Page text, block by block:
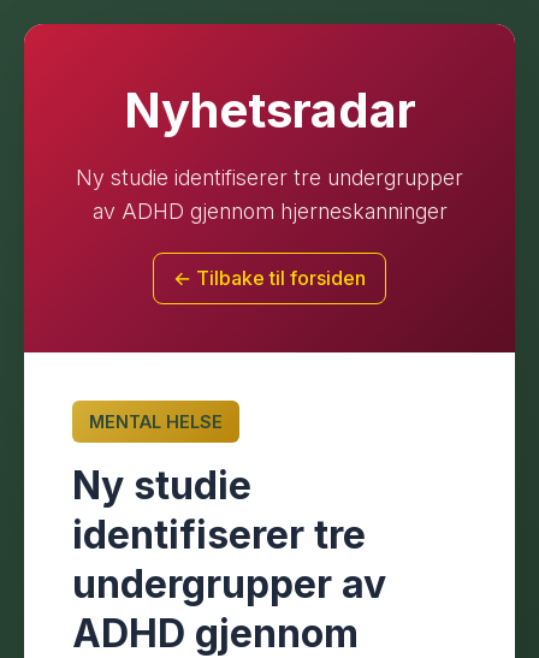
Nyhetsradar
Ny studie identifiserer tre undergrupper
av ADHD gjennom hjerneskanninger
← Tilbake til forsiden
MENTAL HELSE
Ny studie
identifiserer tre
undergrupper av
ADHD gjennom